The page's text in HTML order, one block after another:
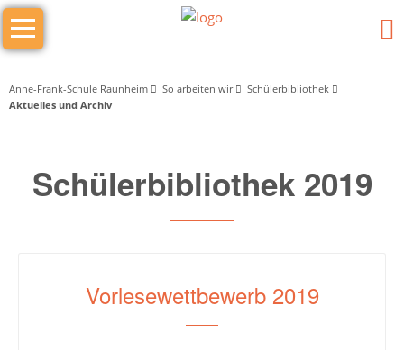
Navigation
überspringen
Das
sind
was
Stellv.
Anne-Frank-Schule Raunheim So arbeiten wir
Schülerbibliothek
Aktuelles und Archiv
Schülerbibliothek 2019
Vorlesewettbewerb 2019